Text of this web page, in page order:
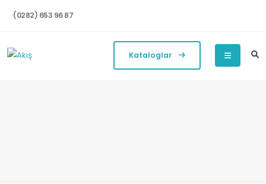
(0282) 653 96 87
Kataloglar